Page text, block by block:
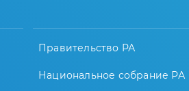
Правительство РА
Национальное собрание РА